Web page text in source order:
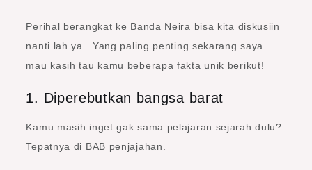
Perihal berangkat ke Banda Neira bisa kita diskusiin
nanti lah ya.. Yang paling penting sekarang saya
mau kasih tau kamu beberapa fakta unik berikut!
1. Diperebutkan bangsa barat
Kamu masih inget gak sama pelajaran sejarah dulu?
Tepatnya di BAB penjajahan.